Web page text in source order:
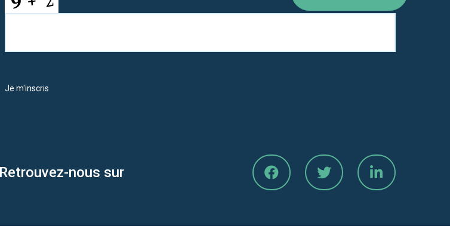
Je m'inscris
Retrouvez-nous sur